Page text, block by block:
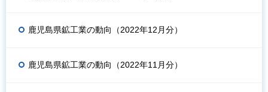
鹿児島県鉱工業の動向（2022年12月分）
鹿児島県鉱工業の動向（2022年11月分）